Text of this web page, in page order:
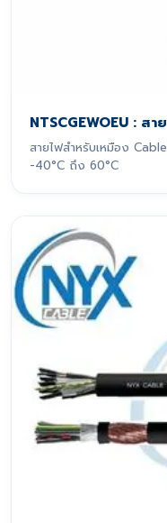
NTSCGEWOEU : ส
สายไฟสำหรับเหมือง
-40°C ถึง 60°C